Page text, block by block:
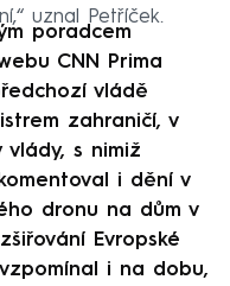
uznal Petříček.
poradcem
CNN Prima
vládě
zahraničí, v
s nimiž
i dění v
dronu na dům v
Evropské
i na dobu,